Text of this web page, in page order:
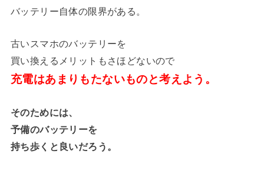
バッテリー自体の限界がある。
古いスマホのバッテリーを
買い換えるメリットもさほどないので
充電はあまりもたないものと考えよう。
そのためには、
予備のバッテリーを
持ち歩くと良いだろう。